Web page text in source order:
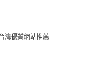
灣優質網站推薦